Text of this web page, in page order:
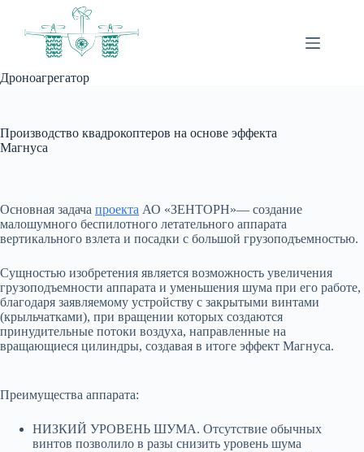
Дроноагрегатор
Производство квадрокоптеров на основе эффекта
Магнуса
Основная задача проекта АО «ЗЕНТОРН»— создание
малошумного беспилотного летательного аппарата
вертикального взлета и посадки с большой грузоподъемностью.
Сущностью изобретения является возможность увеличения
грузоподъемности аппарата и уменьшения шума при его работе,
благодаря заявляемому устройству с закрытыми винтами
(крыльчатками), при вращении которых создаются
принудительные потоки воздуха, направленные на
вращающиеся цилиндры, создавая в итоге эффект Магнуса.
Преимущества аппарата:
НИЗКИЙ УРОВЕНЬ ШУМА. Отсутствие обычных
винтов позволило в разы снизить уровень шума